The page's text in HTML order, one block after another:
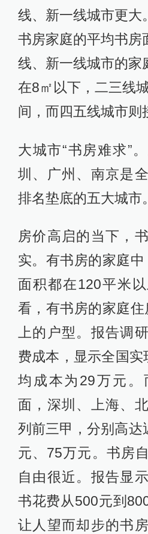
线、新一线城市更大
书房家庭的平均书房
线、新一线城市的家
在8㎡以下，二三线
间，而四五线城市则
大城市“书房难求”
圳、广州、南京是
排名垫底的五大城市。
房价高启的当下，
实。有书房的家庭
面积都在120平米
看，有书房的家庭
上的户型。报告调
费成本，显示全国实
均成本为29万元。
面，深圳、上海、
列前三甲，分别高达
元、75万元。书房
自由很近。报告显
书花费从500元到
让人望而却步的书